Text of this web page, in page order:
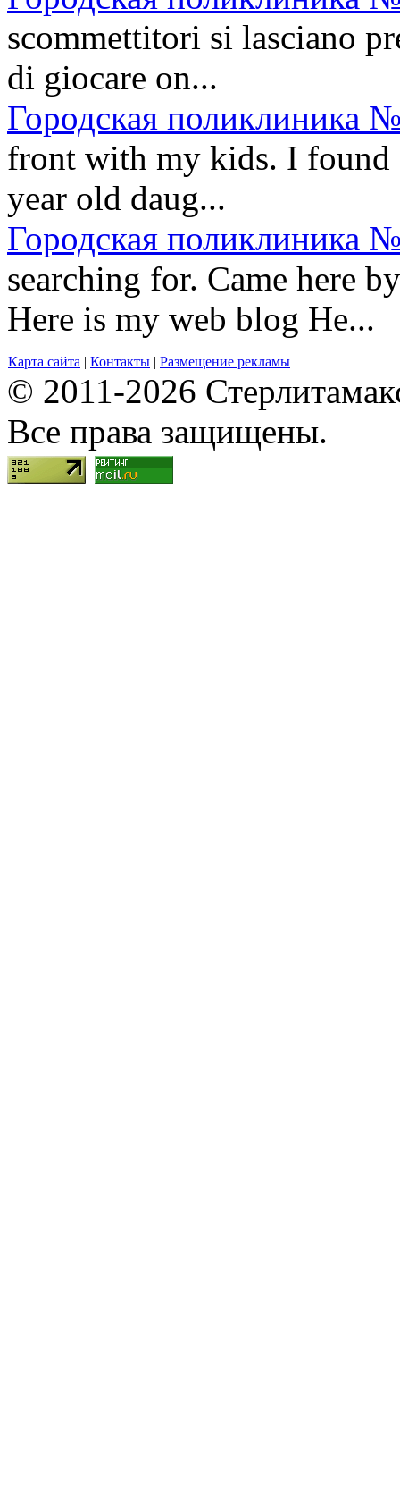
scommettitori si lasciano
di giocare on...
Городская поликлиника
front with my kids. I found
year old daug...
Городская поликлиника
searching for. Came here
Here is my web blog He...
Карта сайта | Контакты | Размещение рекламы
© 2011-2026
Все права защищены.